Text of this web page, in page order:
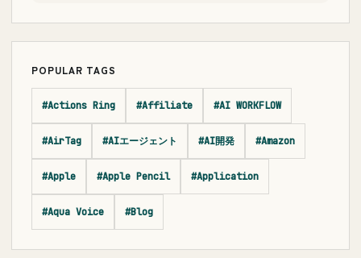
POPULAR TAGS
#Actions Ring #Affiliate #AI WORKFLOW
#AirTag #AIエージェント #AI開発 #Amazon
#Apple #Apple Pencil #Application
#Aqua Voice #Blog